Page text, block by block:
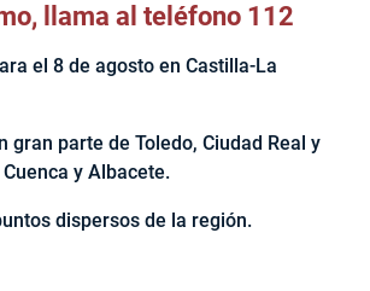
llama al teléfono 112
el 8 de agosto en Castilla-La
gran parte de Toledo, Ciudad Real y
y Albacete.
dispersos de la región.